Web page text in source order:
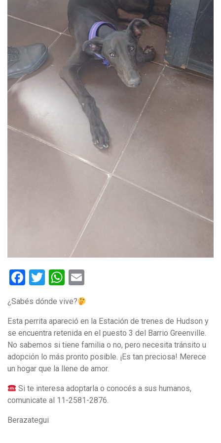
Facebook
TwitterWhatsApp
¿Sabés dónde vive?
Esta perrita apareció en la Estación de trenes de Hudson y
se encuentra retenida en el puesto 3 del Barrio Greenville.
No sabemos si tiene familia o no, pero necesita tránsito u
adopción lo más pronto posible. ¡Es tan preciosa! Merece
un hogar que la llene de amor.
Si te interesa adoptarla o conocés a sus humanos,
comunicate al 11-2581-2876.
Berazategui